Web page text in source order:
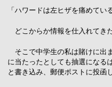
「ハワードは左ヒザを痛めて
どこからか情報を仕入れてき
そこで中学生の私は賭けに出
に当たったとしても抽選にな
と書き込み、郵便ポストに投函